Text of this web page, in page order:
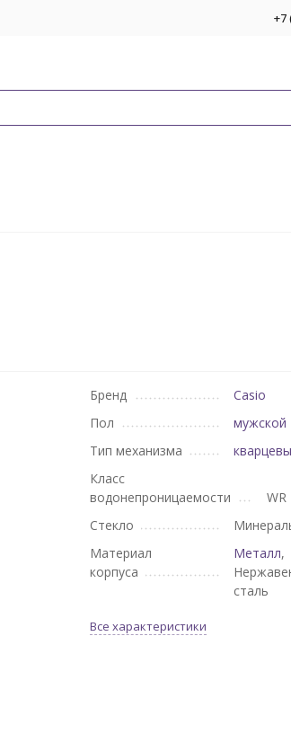
+7
Бренд
Casio
Пол
мужской
Тип механизма
Класс
водонепроницаемости
WR
Стекло
Материал
корпуса
Металл,
сталь
Все характеристики